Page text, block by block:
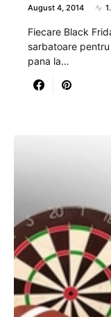
August 4, 2014
Fiecare Black
sarbatoare
pana la…